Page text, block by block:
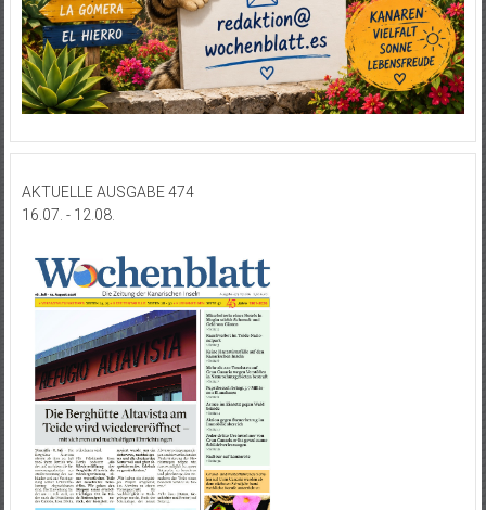
AKTUELLE AUSGABE 474
16.07. - 12.08.